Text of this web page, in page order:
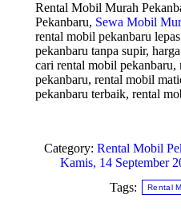
Rental Mobil Murah
Pekanbaru, Sewa Mobil
rental mobil pekanbaru
pekanbaru tanpa supir,
cari rental mobil pekanbaru,
pekanbaru, rental mobil
pekanbaru terbaik, rental
Category: Rental Mobil
Kamis, 14 September
Tags:
Rental